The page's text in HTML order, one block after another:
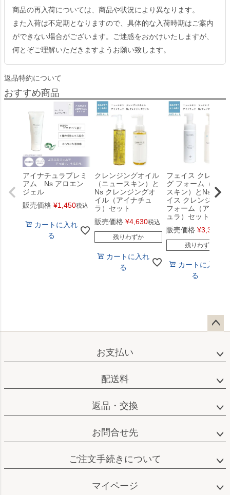
商品の再入荷については、商品や状況により異なります。
また入荷は不定期となりますので、具体的な入荷時期はご案内
ができない場合がございます。ご迷惑をおかけいたしますが、
何とぞご理解いただきますようお願い致します。
返品特約について
おすすめ商品
アイナチュラプレミ
アム Ns アロエン
ジェル
販売価格 ¥1,450税込
カートに入れ
る
クレンジングオイル
（ニュースキン）と
Ns クレンジングオ
イル（アイナチュ
ラ）セット
販売価格 ¥4,630税込
残りわずか
カートに入れ
る
フェイス クレンジ
グ フォーム（ニュ
スキン）とNs フェ
イス クレンジング
フォーム（アイナ
ュラ）セット
販売価格 ¥3,350
残りわずか
カートに入れ
る
ップ
お支払い
配送料
返品・交換
お問合せ先
ご注文手続きについて
マイページ